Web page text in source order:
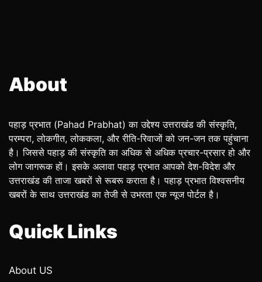
About
पहाड़ प्रभात (Pahad Prabhat) का उद्देश्य उत्तराखंड की संस्कृति,
परम्परा, लोकगीत, लोककला, और रीति-रिवाजों को जन-जन तक पहुंचाना
है। जिससे पहाड़ की संस्कृति का अधिक से अधिक प्रचार-प्रसार हो और
लोग जागरूक हों। इसके अलावा पहाड़ प्रभात आपको देश-विदेश और
उत्तराखंड की ताजा खबरों से रूबरू कराता है। पहाड़ प्रभात विश्वसनीय
खबरों के साथ उत्तराखंड का तेजी से उभरता एक न्यूज पोर्टल है।
Quick Links
About US